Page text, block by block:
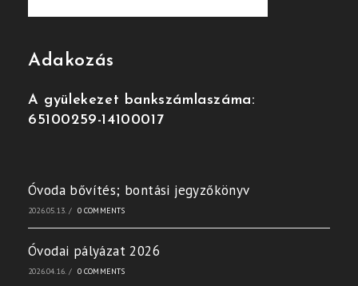
Adakozás
A gyülekezet bankszámlaszáma:
65100259-14100017
Óvoda bővítés; bontási jegyzőkönyv
2026.05.13. / 0 COMMENTS
Óvodai pályázat 2026
2026.04.16. / 0 COMMENTS